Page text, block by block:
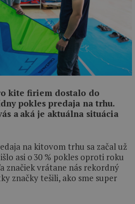
kite firiem dostalo do
pokles predaja na trhu.
a aká je aktuálna situácia
na kitovom trhu sa začal už
asi o 30 % pokles oproti roku
značiek vrátane nás rekordný
značky tešili, ako sme super